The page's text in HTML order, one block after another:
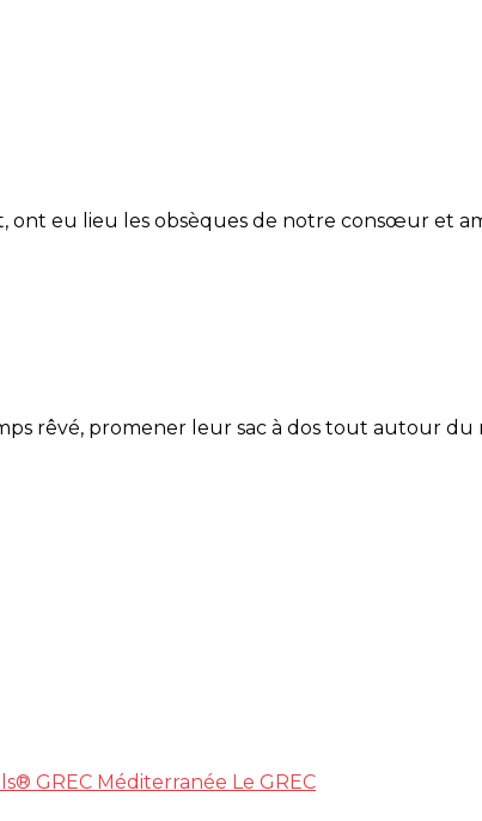
eu lieu les obsèques de notre consœur et
rêvé, promener leur sac à dos tout autour
GREC Méditerranée Le GREC